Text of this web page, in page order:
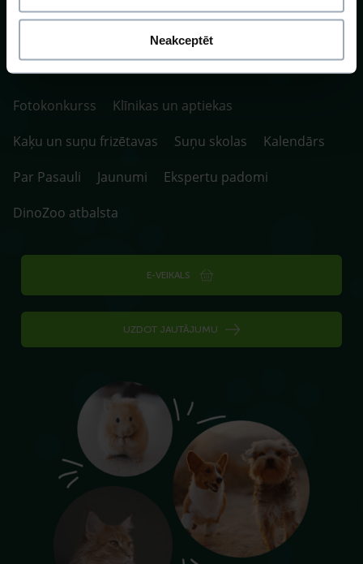
Neakceptēt
SIA ZOO Centrs, LV40003622166,
Vienības gatve 109, Rīga, Latvija, LV-1058.
P. 10:00-20:00 / S.SV. 10:00-16:00
Fotokonkurss
Klīnikas un aptiekas
Kaķu un suņu frizētavas
Suņu skolas
Kalendārs
Par Pasauli
Jaunumi
Ekspertu padomi
DinoZoo atbalsta
E-VEIKALS
UZDOT JAUTĀJUMU